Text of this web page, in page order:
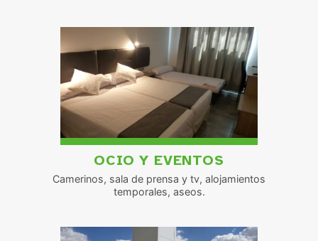
OCIO Y EVENTOS
Camerinos, sala de prensa y tv, alojamientos
temporales, aseos.